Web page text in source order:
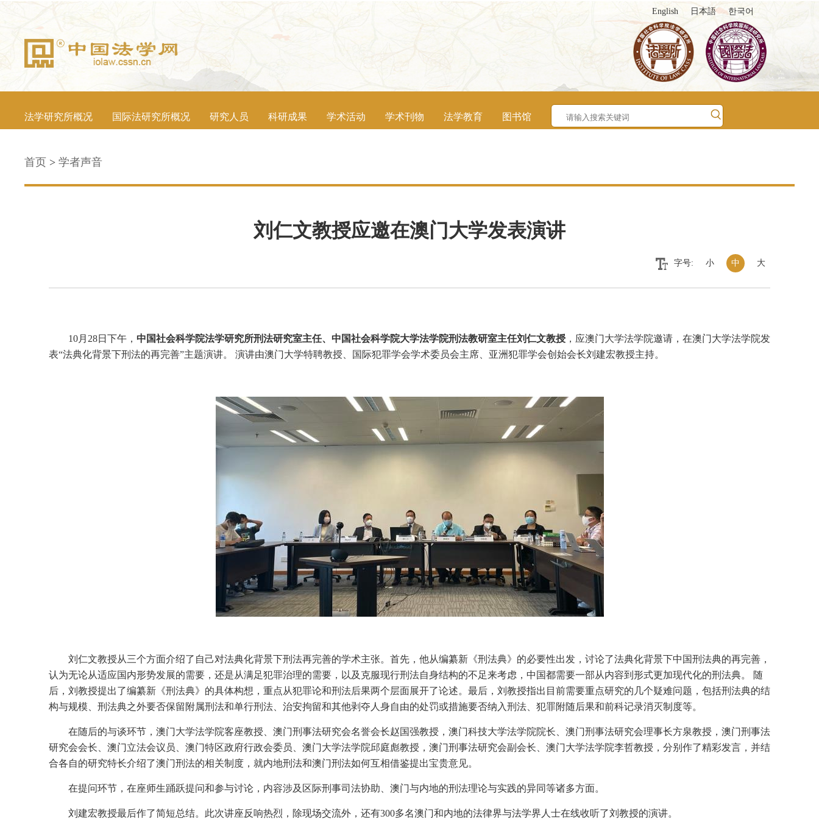
English 日本語 한국어
法学研究所概况 国际法研究所概况 研究人员 科研成果 学术活动 学术刊物 法学教育 图书馆
首页 > 学者声音
刘仁文教授应邀在澳门大学发表演讲
字号: 小 中 大
10月28日下午， 中国社会科学院法学研究所刑法研究室主任、中国社会科学院大学法学院刑法教研室主任刘仁文教授 ，应澳门大学法学院邀请，在澳门大学法学院发
表“法典化背景下刑法的再完善”主题演讲。 演讲由澳门大学特聘教授、国际犯罪学会学术委员会主席、亚洲犯罪学会创始会长刘建宏教授主持。
刘仁文教授从三个方面介绍了自己对法典化背景下刑法再完善的学术主张。首先，他从编纂新《刑法典》的必要性出发，讨论了法典化背景下中国刑法典的再完善，
认为无论从适应国内形势发展的需要，还是从满足犯罪治理的需要，以及克服现行刑法自身结构的不足来考虑，中国都需要一部从内容到形式更加现代化的刑法典。 随
后，刘教授提出了编纂新《刑法典》的具体构想，重点从犯罪论和刑法后果两个层面展开了论述。最后，刘教授指出目前需要重点研究的几个疑难问题，包括刑法典的结
构与规模、刑法典之外要否保留附属刑法和单行刑法、治安拘留和其他剥夺人身自由的处罚或措施要否纳入刑法、犯罪附随后果和前科记录消灭制度等。
在随后的与谈环节，澳门大学法学院客座教授、澳门刑事法研究会名誉会长赵国强教授，澳门科技大学法学院院长、澳门刑事法研究会理事长方泉教授，澳门刑事法
研究会会长、澳门立法会议员、澳门特区政府行政会委员、澳门大学法学院邱庭彪教授，澳门刑事法研究会副会长、澳门大学法学院李哲教授，分别作了精彩发言，并结
合各自的研究特长介绍了澳门刑法的相关制度，就内地刑法和澳门刑法如何互相借鉴提出宝贵意见。
在提问环节，在座师生踊跃提问和参与讨论，内容涉及区际刑事司法协助、澳门与内地的刑法理论与实践的异同等诸多方面。
刘建宏教授最后作了简短总结。此次讲座反响热烈，除现场交流外，还有300多名澳门和内地的法律界与法学界人士在线收听了刘教授的演讲。